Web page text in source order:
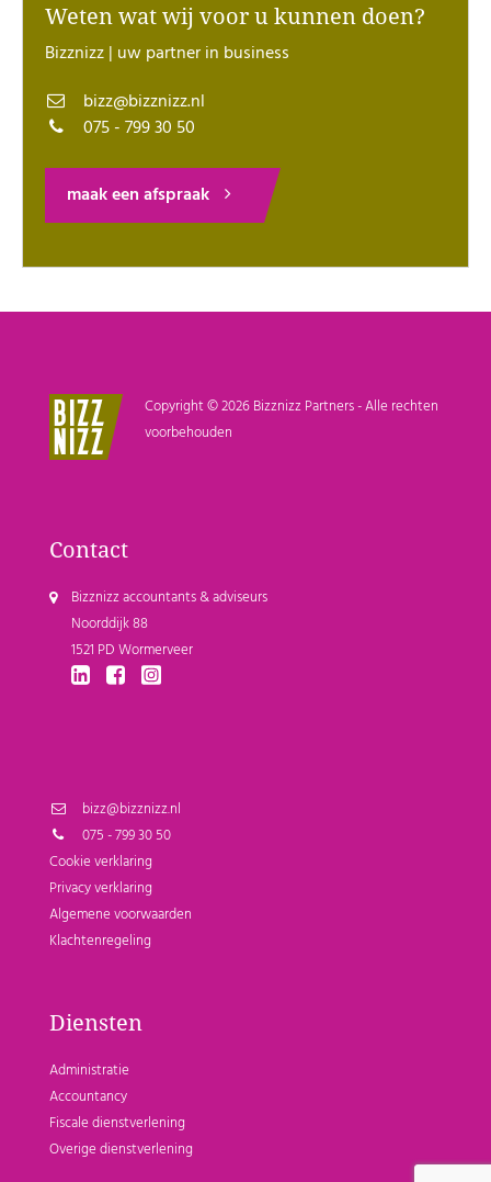
Weten wat wij voor u kunnen doen?
Bizznizz | uw partner in business
bizz@bizznizz.nl
075 - 799 30 50
maak een afspraak
Copyright © 2026 Bizznizz Partners - Alle rechten
voorbehouden
Contact
Bizznizz accountants & adviseurs
Noorddijk 88
1521 PD Wormerveer
bizz@bizznizz.nl
075 - 799 30 50
Cookie verklaring
Privacy verklaring
Algemene voorwaarden
Klachtenregeling
Diensten
Administratie
Accountancy
Fiscale dienstverlening
Overige dienstverlening